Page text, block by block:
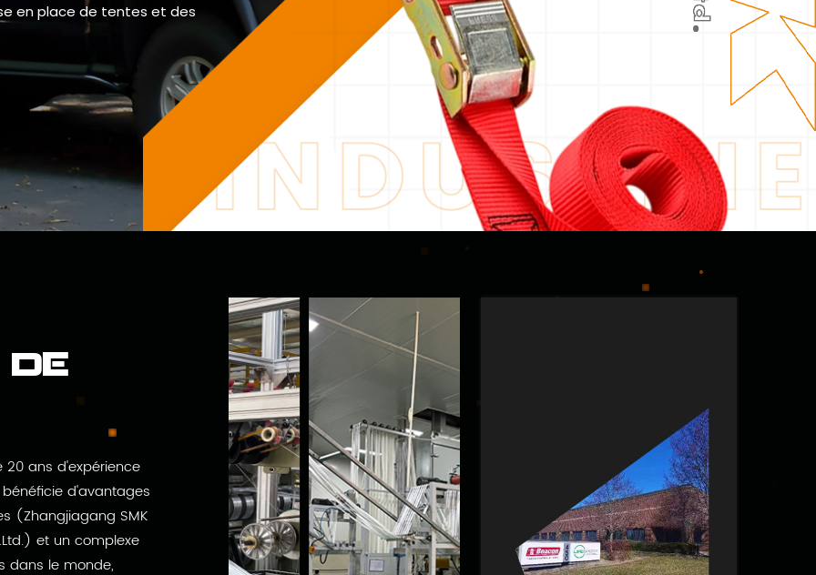
en place de tentes et des
des outils de jardin.
une utilisation tout-terrain.
20 ans d'expérience
d'avantages
(Zhangjiagang SMK
et un complexe
dans le monde,